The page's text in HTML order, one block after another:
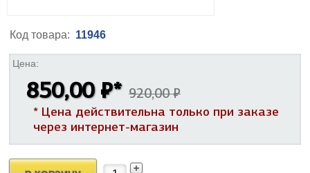
Код товара: 11946
Цена:
850,00 ₽* 920,00 ₽
* Цена действительна только при заказе
через интернет-магазин